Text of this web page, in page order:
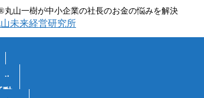
丸山一樹が中小企業の社長のお金の悩みを解決
動